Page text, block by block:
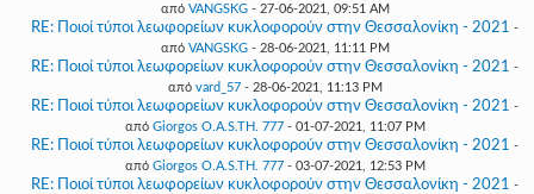
από VANGSKG- 27-06-2021, 09:51 AM
RE: Ποιοί τύποι λεωφορείων κυκλοφορούν στην Θεσσαλονίκη - 2021 -
από VANGSKG- 28-06-2021, 11:11 PM
RE: Ποιοί τύποι λεωφορείων κυκλοφορούν στην Θεσσαλονίκη - 2021 -
από vard_57- 28-06-2021, 11:13 PM
RE: Ποιοί τύποι λεωφορείων κυκλοφορούν στην Θεσσαλονίκη - 2021 -
από Giorgos O.A.S.TH. 777- 01-07-2021, 11:07 PM
RE: Ποιοί τύποι λεωφορείων κυκλοφορούν στην Θεσσαλονίκη - 2021 -
από Giorgos O.A.S.TH. 777- 03-07-2021, 12:53 PM
RE: Ποιοί τύποι λεωφορείων κυκλοφορούν στην Θεσσαλονίκη - 2021 -